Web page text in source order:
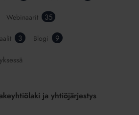
Webinaarit 35
3 Blogi 9
ja yhtiöjärjestys